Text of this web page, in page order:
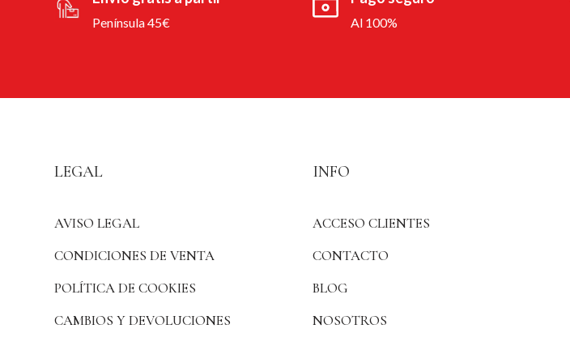
Península 45€ Al 100%
LEGAL
AVISO LEGAL
CONDICIONES DE VENTA
POLÍTICA DE COOKIES
CAMBIOS Y DEVOLUCIONES
INFO
ACCESO CLIENTES
CONTACTO
BLOG
NOSOTROS